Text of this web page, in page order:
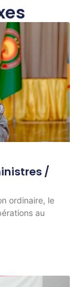
/
ordinaire, le
au